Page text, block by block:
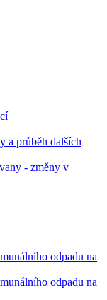
a průběh dalších
- změny v
odpadu na
odpadu na